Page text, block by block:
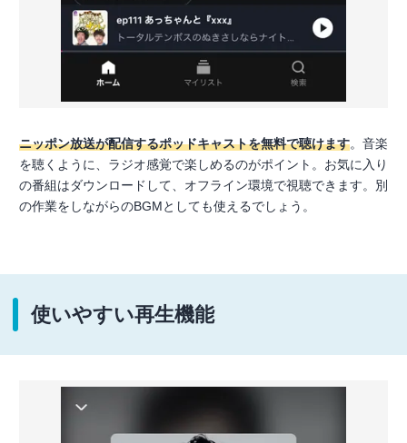
ニッポン放送が配信するポッドキャストを無料で聴けます。音楽
を聴くように、ラジオ感覚で楽しめるのがポイント。お気に入り
の番組はダウンロードして、オフライン環境で視聴できます。別
の作業をしながらのBGMとしても使えるでしょう。
使いやすい再生機能